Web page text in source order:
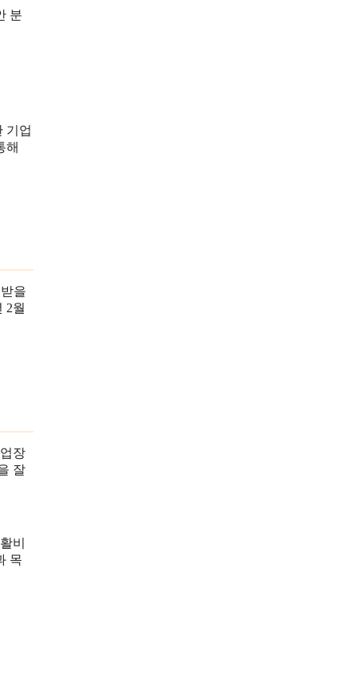
분
기업
해
을
2월
장
잘
비
목